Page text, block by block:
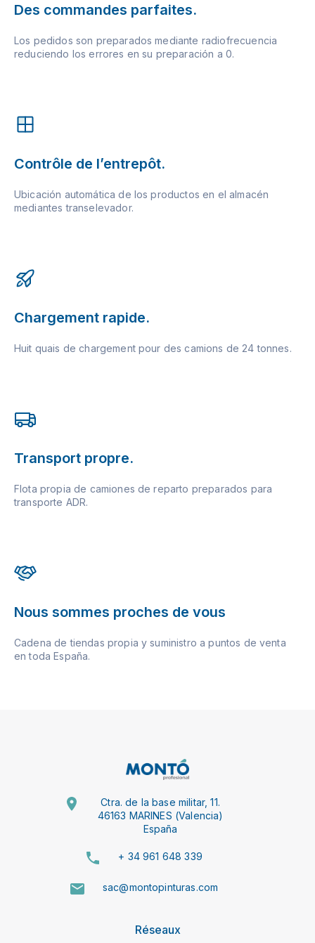
Des commandes parfaites.
Los pedidos son preparados mediante radiofrecuencia
reduciendo los errores en su preparación a 0.
Contrôle de l’entrepôt.
Ubicación automática de los productos en el almacén
mediantes transelevador.
Chargement rapide.
Huit quais de chargement pour des camions de 24 tonnes.
Transport propre.
Flota propia de camiones de reparto preparados para
transporte ADR.
Nous sommes proches de vous
Cadena de tiendas propia y suministro a puntos de venta
en toda España.
Ctra. de la base militar, 11.
46163 MARINES (Valencia)
España
+ 34 961 648 339
sac@montopinturas.com
Réseaux